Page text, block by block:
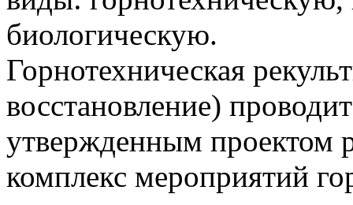
биологическую.
Горнотехническая
восстановление)
утвержденным проектом
комплекс мероприятий